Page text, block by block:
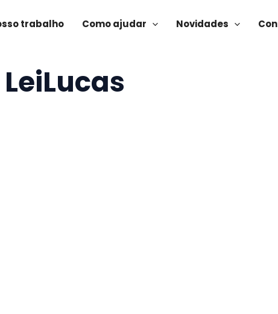
trabalho Como ajudar Novidades
LeiLucas